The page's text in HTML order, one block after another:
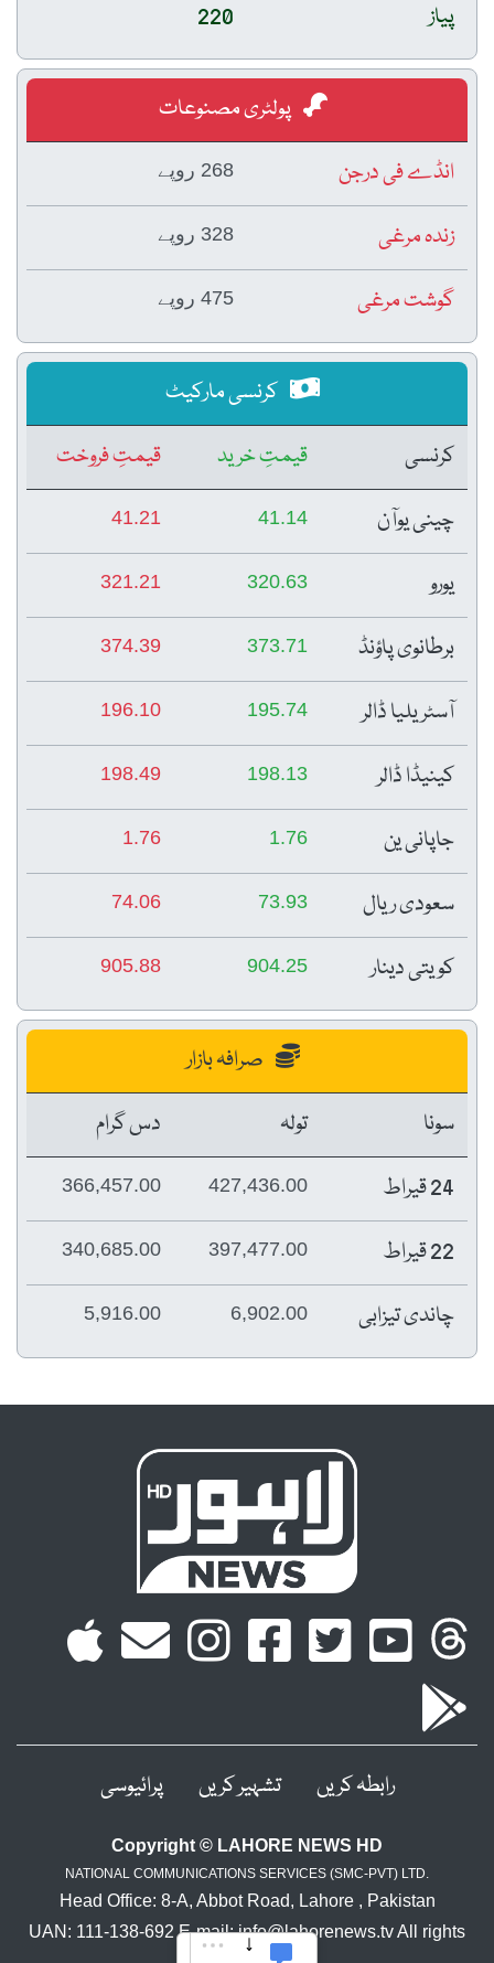
پیاز
220
پولٹری مصنوعات
انڈے فی درجن
268 روپے
زندہ مرغی 328 روپے
گوشت مرغی 475 روپے
کرنسی مارکیٹ
کرنسی
قیمتِ خرید
قیمتِ فروخت
چینی یوآن
41.14
41.21
یورو 320.63
321.21
برطانوی پاؤنڈ 373.71
374.39
آسٹریلیا ڈالر 195.74
196.10
کینیڈا ڈالر 198.13
198.49
جاپانی ین 1.76
1.76
سعودی ریال 73.93
74.06
کویتی دینار 904.25
905.88
صرافہ بازار
سونا
تولہ
دس گرام
24 قیراط
427,436.00
366,457.00
22 قیراط 397,477.00
340,685.00
چاندی تیزابی 6,902.00
5,916.00
رابطہ کریں تشہیر کریں پرائیوسی
Copyright © LAHORE NEWS HD
NATIONAL COMMUNICATIONS SERVICES (SMC-PVT) LTD.
Head Office: 8-A, Abbot Road, Lahore , Pakistan
UAN: 111-138-692 E-mail: info@lahorenews.tv All rights
reserved.